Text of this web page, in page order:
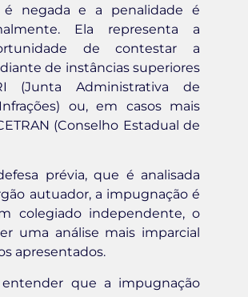
é negada e a penalidade é
Ela representa a
de contestar a
diante de instâncias superiores
(Junta Administrativa de
ou, em casos mais
(Conselho Estadual de
prévia, que é analisada
autuador, a impugnação é
colegiado independente, o
uma análise mais imparcial
apresentados.
que a impugnação